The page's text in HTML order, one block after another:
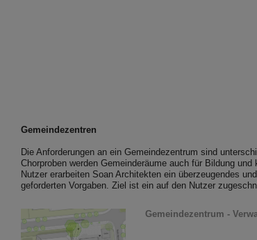
Gemeindezentren
Die Anforderungen an ein Gemeindezentrum sind
Chorproben werden Gemeinderäume auch für Bildung
Nutzer erarbeiten Soan Architekten ein überzeugendes
geforderten Vorgaben. Ziel ist ein auf den Nutzer
Gemeindezentrum -